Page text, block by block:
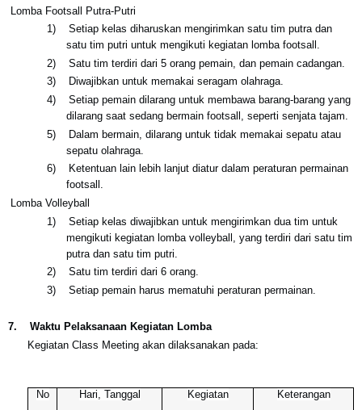
Lomba Footsall Putra-Putri
1)
Setiap kelas diharuskan mengirimkan satu tim putra dan
satu tim putri untuk mengikuti kegiatan lomba footsall.
2)
Satu tim terdiri dari 5 orang pemain, dan pemain cadangan.
3)
Diwajibkan untuk memakai seragam olahraga.
4)
Setiap pemain dilarang untuk membawa barang-barang yang
dilarang saat sedang bermain footsall, seperti senjata tajam.
5)
Dalam bermain, dilarang untuk tidak memakai sepatu atau
sepatu olahraga.
6)
Ketentuan lain lebih lanjut diatur dalam peraturan permainan
footsall.
Lomba Volleyball
1)
Setiap kelas diwajibkan untuk mengirimkan dua tim untuk
mengikuti kegiatan lomba volleyball, yang terdiri dari satu tim
putra dan satu tim putri.
2)
Satu tim terdiri dari 6 orang.
3)
Setiap pemain harus mematuhi peraturan permainan.
7.
Waktu Pelaksanaan Kegiatan Lomba
Kegiatan Class Meeting akan dilaksanakan pada:
No Hari, Tanggal Kegiatan Keterangan